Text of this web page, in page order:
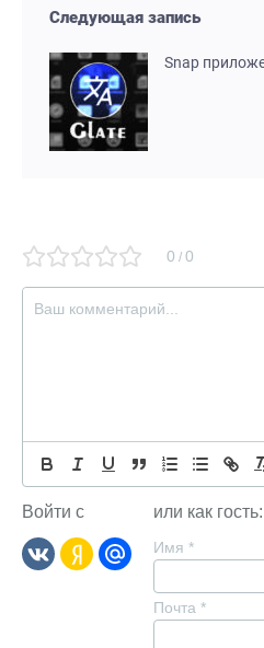
Следующая запись
Snap
0 / 0
Войти с или как гость:
Имя *
Почта *